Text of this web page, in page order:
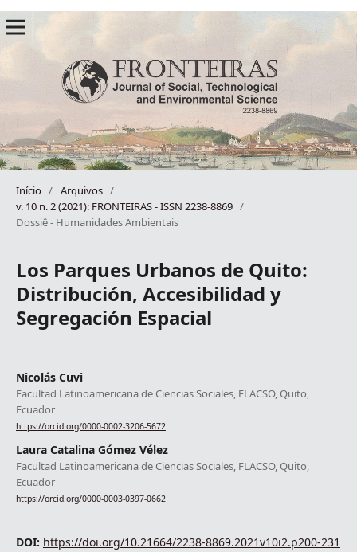
Início / Arquivos /
v. 10 n. 2 (2021): FRONTEIRAS - ISSN 2238-8869 /
Dossiê - Humanidades Ambientais
Los Parques Urbanos de Quito:
Distribución, Accesibilidad y
Segregación Espacial
Nicolás Cuvi
Facultad Latinoamericana de Ciencias Sociales, FLACSO, Quito,
Ecuador
https://orcid.org/0000-0002-3206-5672
Laura Catalina Gómez Vélez
Facultad Latinoamericana de Ciencias Sociales, FLACSO, Quito,
Ecuador
https://orcid.org/0000-0003-0397-0662
DOI: https://doi.org/10.21664/2238-8869.2021v10i2.p200-231